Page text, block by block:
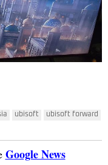
ubisoft ubisoft forward
Google News